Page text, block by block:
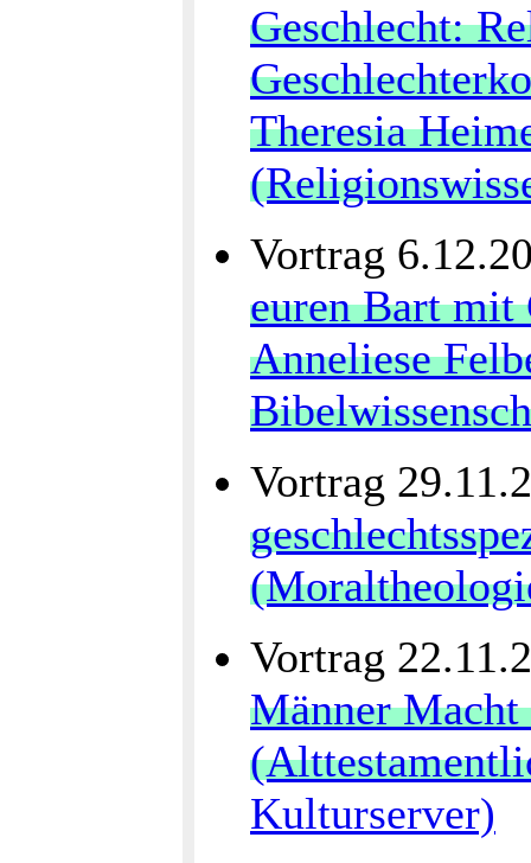
Geschlecht:
Theresia
Vortrag
euren Bart
Anneliese
Vortrag
Vortrag
Männer
Kulturserver)